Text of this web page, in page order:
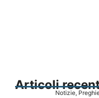
Articoli
Notizie,